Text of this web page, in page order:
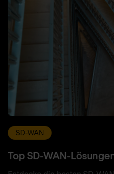
SD-WAN
Top SD-WAN-